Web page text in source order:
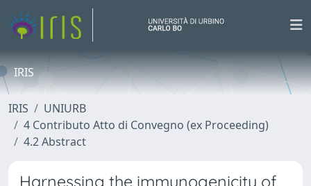
IRIS
IRIS
UNIURB
4 Contributo Atto di Convegno (ex Proceeding)
4.2 Abstract
Harnessing the immunogenicity of